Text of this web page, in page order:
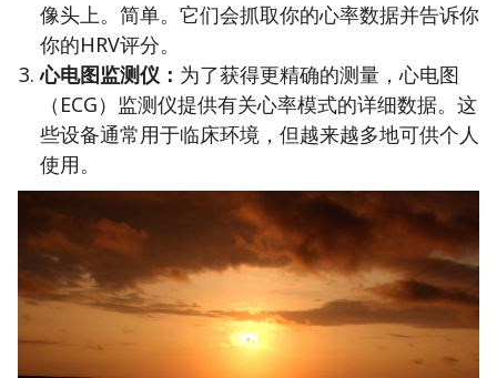
像头上。简单。它们会抓取你的心率数据并告诉你
你的HRV评分。
心电图监测仪： 为了获得更精确的测量，心电图
（ECG）监测仪提供有关心率模式的详细数据。这
些设备通常用于临床环境，但越来越多地可供个人
使用。